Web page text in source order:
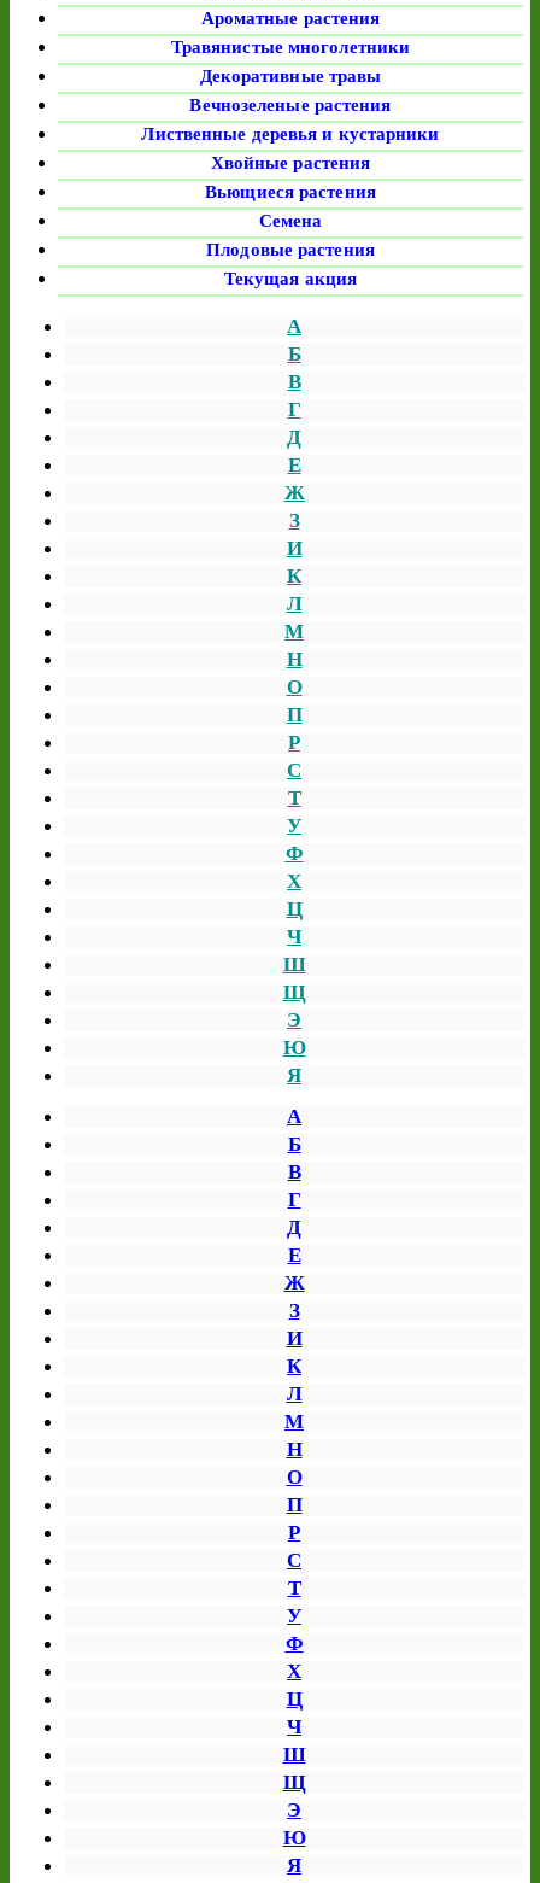
Ароматные растения
Травянистые многолетники
Декоративные травы
Вечнозеленые растения
Лиственные деревья и кустарники
Хвойные растения
Вьющиеся растения
Семена
Плодовые растения
Текущая акция
А
Б
В
Г
Д
Е
Ж
З
И
К
Л
М
Н
О
П
Р
С
Т
У
Ф
Х
Ц
Ч
Ш
Щ
Э
Ю
Я
А
Б
В
Г
Д
Е
Ж
З
И
К
Л
М
Н
О
П
Р
С
Т
У
Ф
Х
Ц
Ч
Ш
Щ
Э
Ю
Я